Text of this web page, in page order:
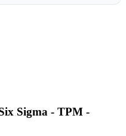
Sigma - TPM -